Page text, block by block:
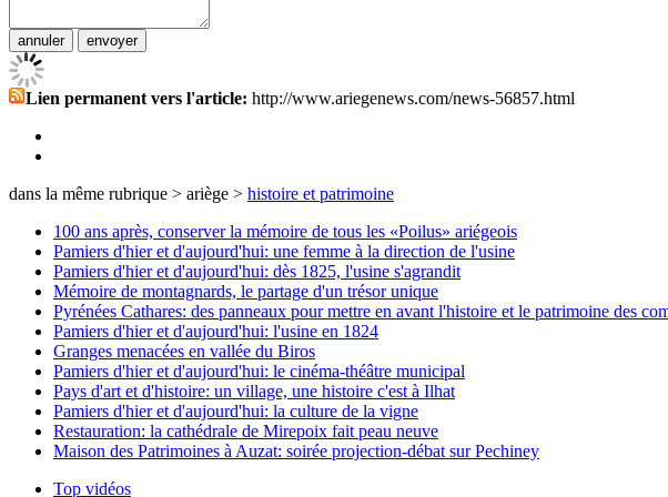
Lien permanent vers l'article: http://www.ariegenews.com/news-56857.html
dans la même rubrique > ariège > histoire et patrimoine
100 ans après, conserver la mémoire de tous les «Poilus» ariégeois
Pamiers d'hier et d'aujourd'hui: une femme à la direction de l'usine
Pamiers d'hier et d'aujourd'hui: dès 1825, l'usine s'agrandit
Mémoire de montagnards, le partage d'un trésor unique
Pyrénées Cathares: des panneaux pour mettre en avant l'histoire et le patrimoine des
Pamiers d'hier et d'aujourd'hui: l'usine en 1824
Granges menacées en vallée du Biros
Pamiers d'hier et d'aujourd'hui: le cinéma-théâtre municipal
Pays d'art et d'histoire: un village, une histoire c'est à Ilhat
Pamiers d'hier et d'aujourd'hui: la culture de la vigne
Restauration: la cathédrale de Mirepoix fait peau neuve
Maison des Patrimoines à Auzat: soirée projection-débat sur Pechiney
Top vidéos